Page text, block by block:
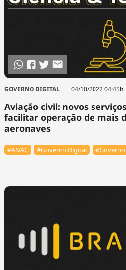
GOVERNO DIGITAL 04/10/2022 04:45h
Aviação civil: novos
facilitar operação de mais
aeronaves
#ANAC #Governo Digital